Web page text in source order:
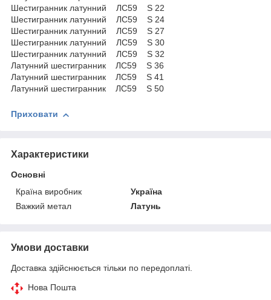
Шестигранник латунний ЛС59 S 22
Шестигранник латунний ЛС59 S 24
Шестигранник латунний ЛС59 S 27
Шестигранник латунний ЛС59 S 30
Шестигранник латунний ЛС59 S 32
Латунний шестигранник ЛС59 S 36
Латунний шестигранник ЛС59 S 41
Латунний шестигранник ЛС59 S 50
Приховати
Характеристики
Основні
Країна виробник
Україна
Важкий метал
Латунь
Умови доставки
Доставка здійснюється тільки по передоплаті.
Нова Пошта